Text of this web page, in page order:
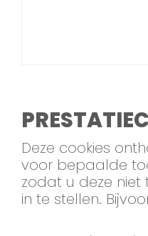
Deze cookies
voor bepaalde
zodat u deze niet
in te stellen.